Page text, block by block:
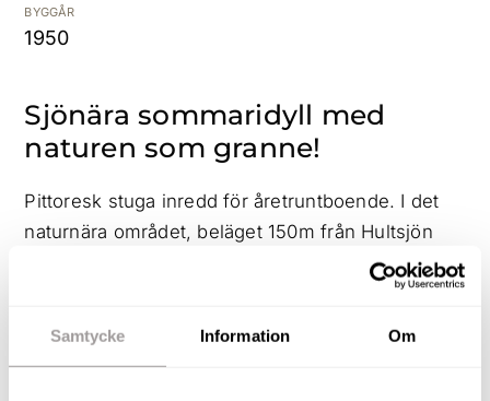
Samtycke Information Om
BYGGÅR
1950
Sjönära sommaridyll med
naturen som granne!
Pittoresk stuga inredd för åretruntboende. I det
naturnära området, beläget 150m från Hultsjön
möjligheterna är oändliga. I huset erbjuds ett
vardagsrum med plats för bäddsoffa och mindre